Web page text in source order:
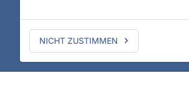
NICHT ZUSTIMMEN